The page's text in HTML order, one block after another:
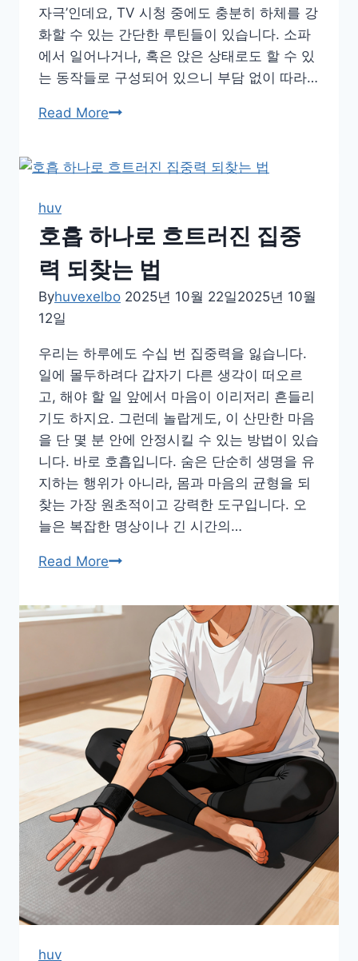
자극’인데요, TV 시청 중에도 충분히 하체를 강
화할 수 있는 간단한 루틴들이 있습니다. 소파
에서 일어나거나, 혹은 앉은 상태로도 할 수 있
는 동작들로 구성되어 있으니 부담 없이 따라…
Read More드
한
며
하
체
근
키
우
는
초
간
단
루
틴
huv
호흡 하나로 흐트러진 집중
력 되찾는 법
Byhuvexelbo 2025년 10월 22일2025년 10월
12일
우리는 하루에도 수십 번 집중력을 잃습니다.
일에 몰두하려다 갑자기 다른 생각이 떠오르
고, 해야 할 일 앞에서 마음이 이리저리 흔들리
기도 하지요. 그런데 놀랍게도, 이 산만한 마음
을 단 몇 분 안에 안정시킬 수 있는 방법이 있습
니다. 바로 호흡입니다. 숨은 단순히 생명을 유
지하는 행위가 아니라, 몸과 마음의 균형을 되
찾는 가장 원초적이고 강력한 도구입니다. 오
늘은 복잡한 명상이나 긴 시간의…
Read More호
하
러
진
집
중
력
되
찾
법
huv